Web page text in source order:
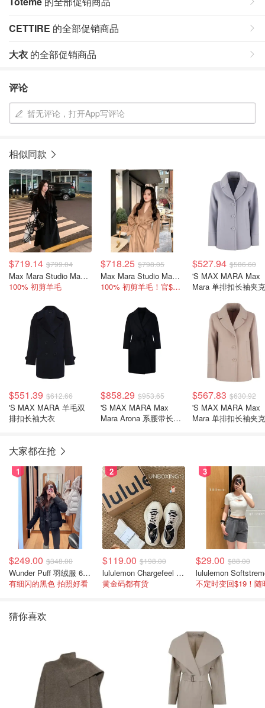
CETTIRE 的全部促销商品
大衣 的全部促销商品
评论
暂无评论，打开App写评论
相似同款
$719.14 $799.04
Max Mara Studio Max Mara Dravenna 羊毛大衣
100% 初剪羊毛
$718.25 $798.05
Max Mara Studio Max Mara Dravenna 系带大衣
100% 初剪羊毛！官$1995
$527.94 $586.60
'S MAX MARA Max
Mara 单排扣长袖夹克
$551.39 $612.66
'S MAX MARA 羊毛双
排扣长袖大衣
$858.29 $953.65
'S MAX MARA Max
Mara Arona 系腰带长袖
$567.83 $630.92
'S MAX MARA Max
Mara 单排扣长袖夹克
大家都在抢
1
$249.00 $348.00
Wunder Puff 羽绒服 600蓬松度
有细闪的黑色 拍照好看
2
$119.00 $198.00
lululemon Chargefeel 3 男士运动鞋
黄金码都有货
3
$29.00 $88.00
猜你喜欢